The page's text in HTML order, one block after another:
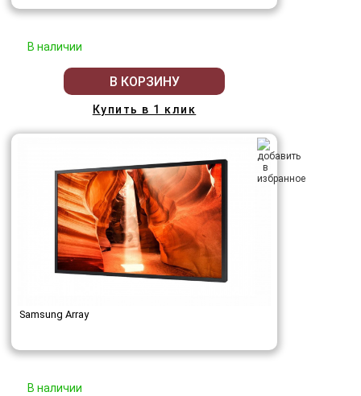
В наличии
В КОРЗИНУ
Купить в 1 клик
Samsung Array
В наличии